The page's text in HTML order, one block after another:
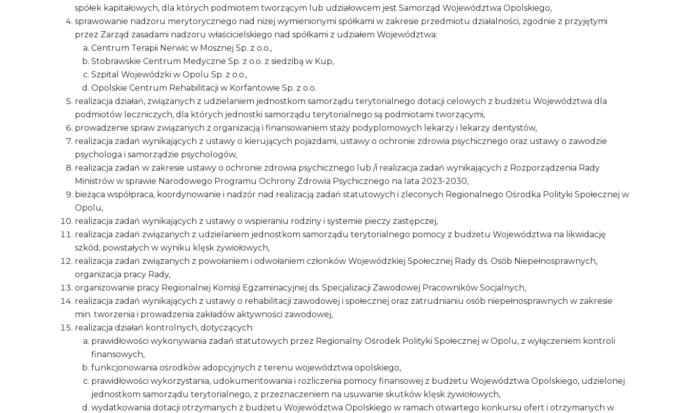
spółek kapitałowych, dla których podmiotem tworzącym lub udziałowcem jest Samorząd Województwa Opolskiego,
sprawowanie nadzoru merytorycznego nad niżej wymienionymi spółkami w zakresie przedmiotu działalności, zgodnie z przyjętymi
przez Zarząd zasadami nadzoru właścicielskiego nad spółkami z udziałem Województwa:
Centrum Terapii Nerwic w Mosznej Sp. z o.o.,
Stobrawskie Centrum Medyczne Sp. z o.o. z siedzibą w Kup,
Szpital Wojewódzki w Opolu Sp. z o.o.,
Opolskie Centrum Rehabilitacji w Korfantowie Sp. z o.o.
realizacja działań, związanych z udzielaniem jednostkom samorządu terytorialnego dotacji celowych z budżetu Województwa dla
podmiotów leczniczych, dla których jednostki samorządu terytorialnego są podmiotami tworzącymi,
prowadzenie spraw związanych z organizacją i finansowaniem staży podyplomowych lekarzy i lekarzy dentystów,
realizacja zadań wynikających z ustawy o kierujących pojazdami, ustawy o ochronie zdrowia psychicznego oraz ustawy o zawodzie
psychologa i samorządzie psychologów,
realizacja zadań w zakresie ustawy o ochronie zdrowia psychicznego lub /i realizacja zadań wynikających z Rozporządzenia Rady
Ministrów w sprawie Narodowego Programu Ochrony Zdrowia Psychicznego na lata 2023-2030,
bieżąca współpraca, koordynowanie i nadzór nad realizacją zadań statutowych i zleconych Regionalnego Ośrodka Polityki Społecznej w
Opolu,
realizacja zadań wynikających z ustawy o wspieraniu rodziny i systemie pieczy zastępczej,
realizacja zadań związanych z udzielaniem jednostkom samorządu terytorialnego pomocy z budżetu Województwa na likwidację
szkód, powstałych w wyniku klęsk żywiołowych,
realizacja zadań związanych z powołaniem i odwołaniem członków Wojewódzkiej Społecznej Rady ds. Osób Niepełnosprawnych,
organizacja pracy Rady,
organizowanie pracy Regionalnej Komisji Egzaminacyjnej ds. Specjalizacji Zawodowej Pracowników Socjalnych,
realizacja zadań wynikających z ustawy o rehabilitacji zawodowej i społecznej oraz zatrudnianiu osób niepełnosprawnych w zakresie
min. tworzenia i prowadzenia zakładów aktywności zawodowej,
realizacja działań kontrolnych, dotyczących:
prawidłowości wykonywania zadań statutowych przez Regionalny Ośrodek Polityki Społecznej w Opolu, z wyłączeniem kontroli
finansowych,
funkcjonowania ośrodków adopcyjnych z terenu województwa opolskiego,
prawidłowości wykorzystania, udokumentowania i rozliczenia pomocy finansowej z budżetu Województwa Opolskiego, udzielonej
jednostkom samorządu terytorialnego, z przeznaczeniem na usuwanie skutków klęsk żywiołowych,
wydatkowania dotacji otrzymanych z budżetu Województwa Opolskiego w ramach otwartego konkursu ofert i otrzymanych w